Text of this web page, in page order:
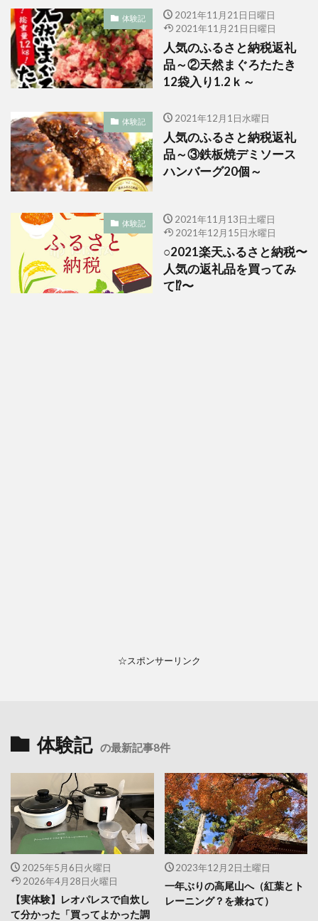
体験記
2021年11月21日日曜日
2021年11月21日日曜日
人気のふるさと納税返礼
品～②天然まぐろたたき
12袋入り1.2ｋ～
体験記 2021年12月1日水曜日
人気のふるさと納税返礼
品～③鉄板焼デミソース
ハンバーグ20個～
体験記
2021年11月13日土曜日
2021年12月15日水曜日
○2021楽天ふるさと納税〜
人気の返礼品を買ってみ
て⁉️〜
☆スポンサーリンク
体験記 の最新記事8件
2025年5月6日火曜日
2026年4月28日火曜日
【実体験】レオパレスで自炊し
て分かった「買ってよかった調
2023年12月2日土曜日
一年ぶりの高尾山へ（紅葉とト
レーニング？を兼ねて）